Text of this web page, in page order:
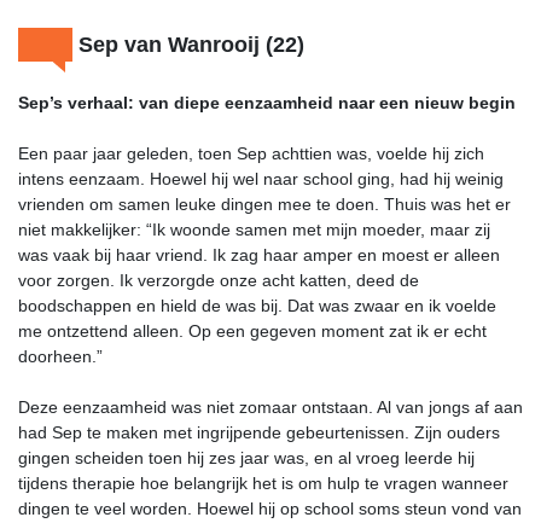
Sep van Wanrooij (22)
Sep’s verhaal: van diepe eenzaamheid naar een nieuw begin
Een paar jaar geleden, toen Sep achttien was, voelde hij zich
intens eenzaam. Hoewel hij wel naar school ging, had hij weinig
vrienden om samen leuke dingen mee te doen. Thuis was het er
niet makkelijker: “Ik woonde samen met mijn moeder, maar zij
was vaak bij haar vriend. Ik zag haar amper en moest er alleen
voor zorgen. Ik verzorgde onze acht katten, deed de
boodschappen en hield de was bij. Dat was zwaar en ik voelde
me ontzettend alleen. Op een gegeven moment zat ik er echt
doorheen.”
Deze eenzaamheid was niet zomaar ontstaan. Al van jongs af aan
had Sep te maken met ingrijpende gebeurtenissen. Zijn ouders
gingen scheiden toen hij zes jaar was, en al vroeg leerde hij
tijdens therapie hoe belangrijk het is om hulp te vragen wanneer
dingen te veel worden. Hoewel hij op school soms steun vond van